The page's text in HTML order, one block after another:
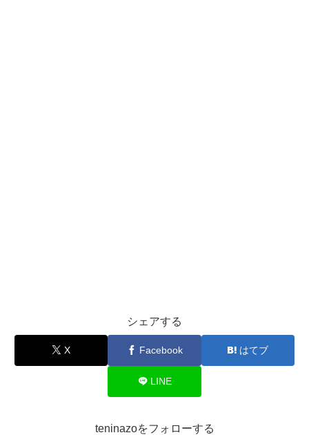
シェアする
X Facebook はてブ
LINE
teninazoをフォローする